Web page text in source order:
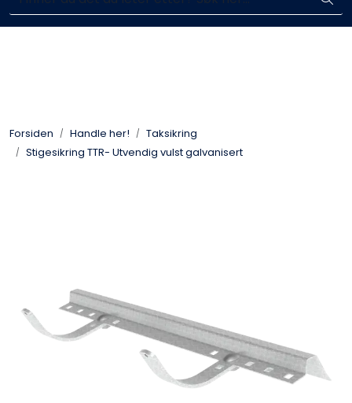
Skip to main contentKomplett aktør i byggebransjen
Forsiden Handle her!
Taksikring
Stigesikring TTR- Utvendig vulst galvanisert
Taktekking
Våre leverandører